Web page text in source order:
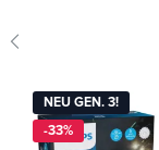
NEU GEN. 3!
-33%